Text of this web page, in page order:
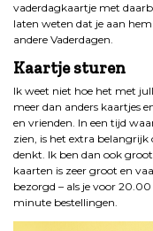
vaderdagkaartje met
laten weten dat je aan
andere Vaderdagen.
Kaartje sturen
Ik weet niet hoe het met
meer dan anders kaartjes
en vrienden. In een tijd
zien, is het extra
denkt. Ik ben dan ook
kaarten is zeer groot en
bezorgd – als je voor
minute bestellingen.